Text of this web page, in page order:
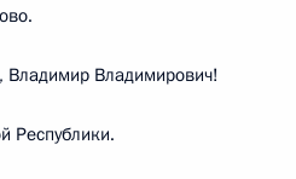
Владимир Владимирович!
Республики.